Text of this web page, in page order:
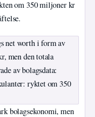
om 350 miljoner kr
net worth i form av
men den totala
av bolagsdata:
ryktet om 350
bolagsekonomi, men